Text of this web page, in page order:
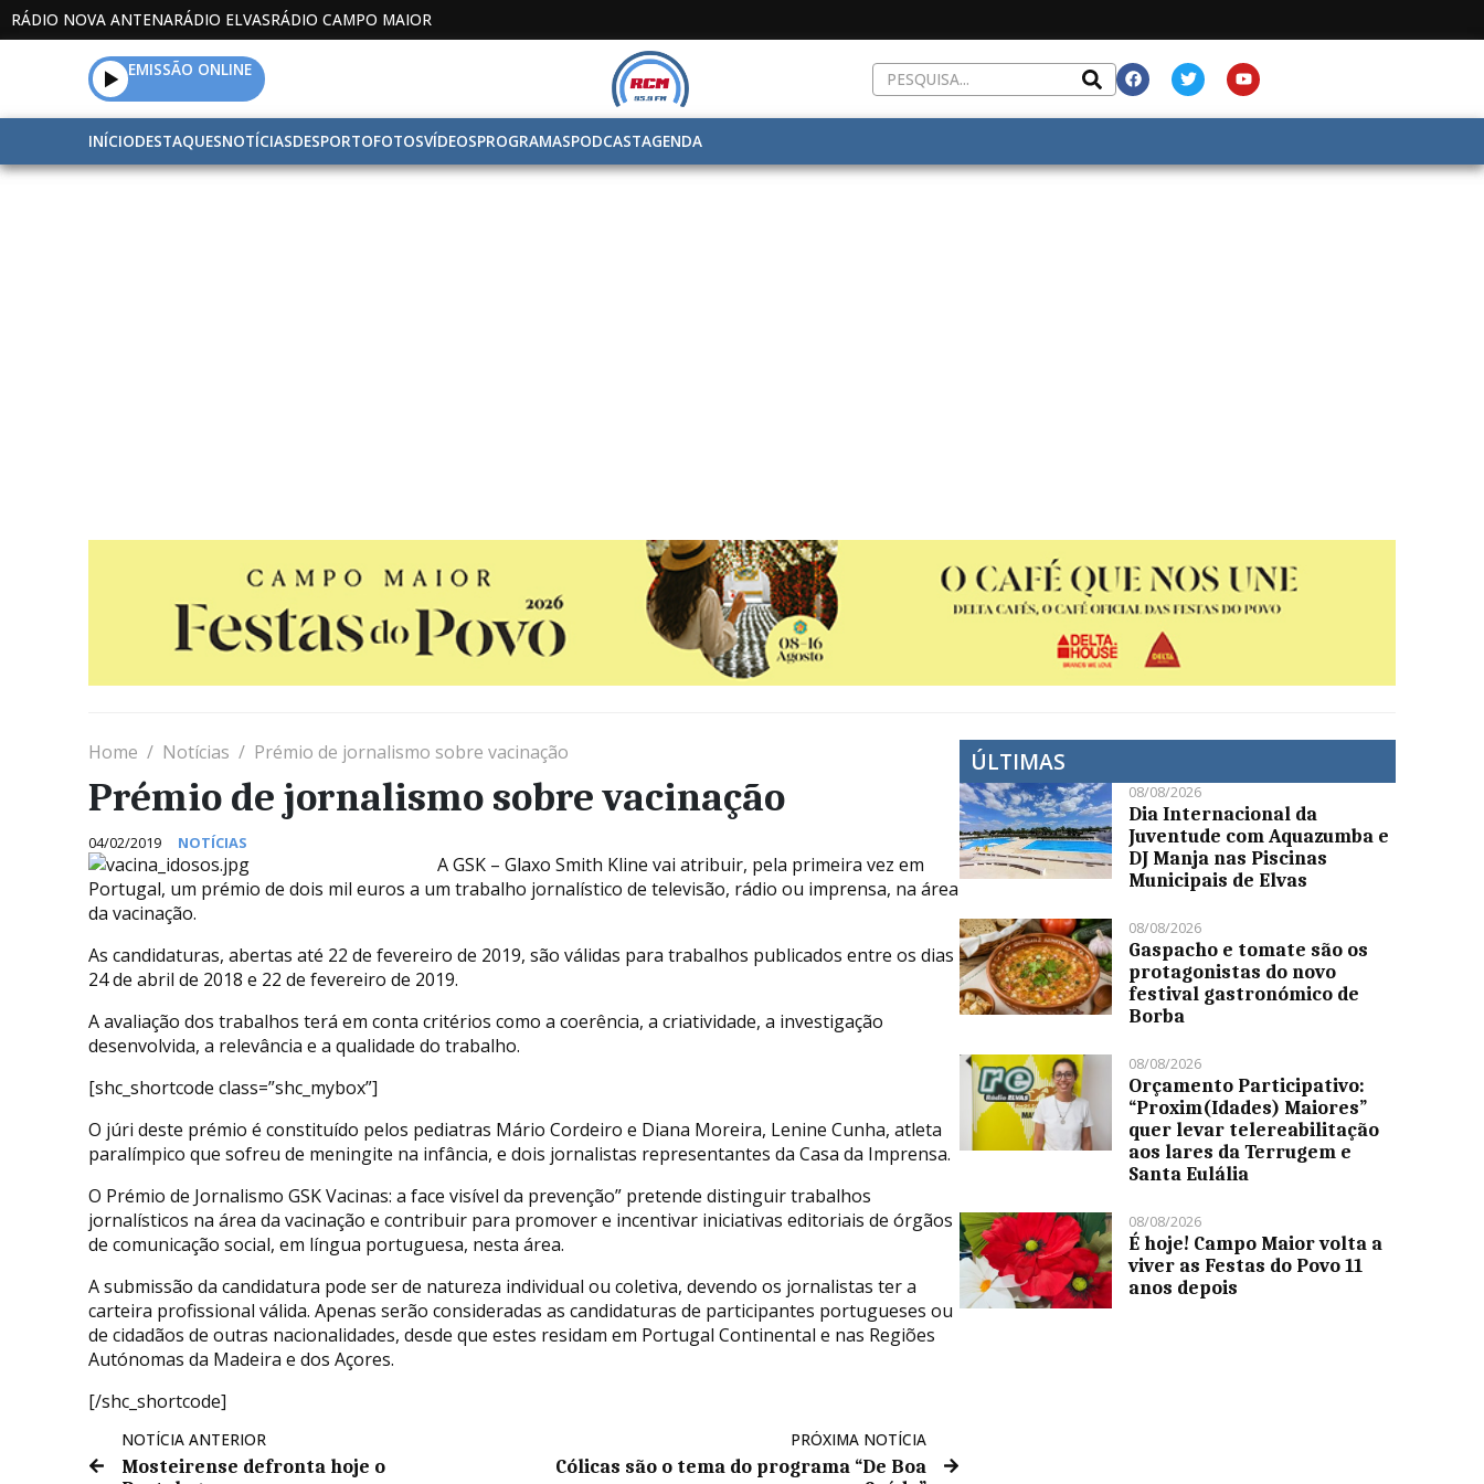
RÁDIO NOVA ANTENARÁDIO ELVASRÁDIO CAMPO MAIOR
EMISSÃO ONLINE
INÍCIODESTAQUESNOTÍCIASDESPORTOFOTOSVÍDEOSPROGRAMASPODCASTAGENDA
Home Notícias Prémio de jornalismo sobre vacinação
Prémio de jornalismo sobre vacinação
04/02/2019 NOTÍCIAS
A GSK – Glaxo Smith Kline vai atribuir, pela primeira vez em
Portugal, um prémio de dois mil euros a um trabalho jornalístico de televisão, rádio ou imprensa, na área
da vacinação.
As candidaturas, abertas até 22 de fevereiro de 2019, são válidas para trabalhos publicados entre os dias
24 de abril de 2018 e 22 de fevereiro de 2019.
A avaliação dos trabalhos terá em conta critérios como a coerência, a criatividade, a investigação
desenvolvida, a relevância e a qualidade do trabalho.
[shc_shortcode class=”shc_mybox”]
O júri deste prémio é constituído pelos pediatras Mário Cordeiro e Diana Moreira, Lenine Cunha, atleta
paralímpico que sofreu de meningite na infância, e dois jornalistas representantes da Casa da Imprensa.
O Prémio de Jornalismo GSK Vacinas: a face visível da prevenção” pretende distinguir trabalhos
jornalísticos na área da vacinação e contribuir para promover e incentivar iniciativas editoriais de órgãos
de comunicação social, em língua portuguesa, nesta área.
A submissão da candidatura pode ser de natureza individual ou coletiva, devendo os jornalistas ter a
carteira profissional válida. Apenas serão consideradas as candidaturas de participantes portugueses ou
de cidadãos de outras nacionalidades, desde que estes residam em Portugal Continental e nas Regiões
Autónomas da Madeira e dos Açores.
[/shc_shortcode]
NOTÍCIA ANTERIOR
Mosteirense defronta hoje o
PRÓXIMA NOTÍCIA
Cólicas são o tema do programa “De Boa
ÚLTIMAS
08/08/2026
Dia Internacional da
Juventude com Aquazumba e
DJ Manja nas Piscinas
Municipais de Elvas
08/08/2026
Gaspacho e tomate são os
protagonistas do novo
festival gastronómico de
Borba
08/08/2026
Orçamento Participativo:
“Proxim(Idades) Maiores”
quer levar telereabilitação
aos lares da Terrugem e
Santa Eulália
08/08/2026
É hoje! Campo Maior volta a
viver as Festas do Povo 11
anos depois